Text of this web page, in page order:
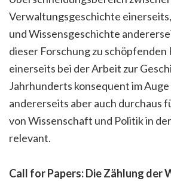
Verwaltungsgeschichte
und Wissensgeschichte
dieser Forschung zu schöpfenden
einerseits bei der Arbeit zur
Jahrhunderts konsequent im
andererseits aber auch durchaus
von Wissenschaft und Politik in
relevant.
Call for Papers: Die Zählung der